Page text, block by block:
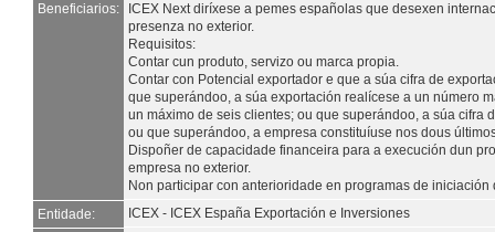
Beneficiarios:
ICEX Next diríxese a pemes españolas que desexen
presenza no exterior.
Requisitos:
Contar cun produto, servizo ou marca propia.
Contar con Potencial exportador e que a súa cifra de
que superándoo, a súa exportación realícese a un número
un máximo de seis clientes; ou que superándoo, a súa cifra
ou que superándoo, a empresa constituíuse nos dous
Dispoñer de capacidade financeira para a execución dun
empresa no exterior.
Non participar con anterioridade en programas de iniciación
Entidade:
ICEX - ICEX España Exportación e Inversiones